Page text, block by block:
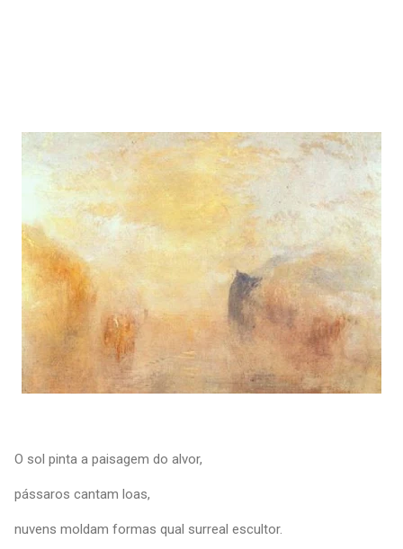
O sol pinta a paisagem do alvor,
pássaros cantam loas,
nuvens moldam formas qual surreal escultor.